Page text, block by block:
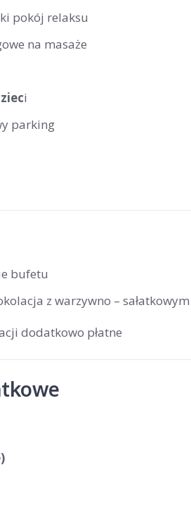
pokój relaksu
na masaże
i
parking
bufetu
z warzywno –
dodatkowo płatne